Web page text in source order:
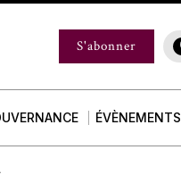
S'abonner
ÉVÈNEMENTS